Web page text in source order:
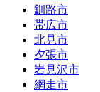
釧路市
帯広市
北見市
夕張市
岩見沢市
網走市